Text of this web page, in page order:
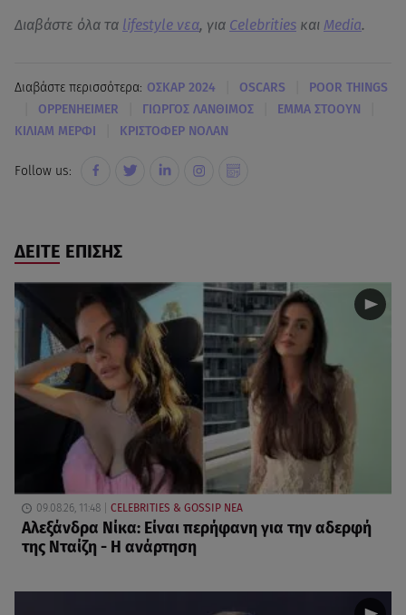
Διαβάστε όλα τα lifestyle νεα, για Celebrities και Media.
Διαβάστε περισσότερα: ΟΣΚΑΡ 2024 OSCARS POOR THINGS
OPPENHEIMER ΓΙΩΡΓΟΣ ΛΑΝΘΙΜΟΣ ΕΜΜΑ ΣΤΟΟΥΝ
ΚΙΛΙΑΜ ΜΕΡΦΙ ΚΡΙΣΤΟΦΕΡ ΝΟΛΑΝ
Follow us:
ΔΕΙΤΕ ΕΠΙΣΗΣ
09.08.26, 11:48 CELEBRITIES & GOSSIP ΝΕΑ
Αλεξάνδρα Νίκα: Είναι περήφανη για την αδερφή
της Νταίζη - Η ανάρτηση